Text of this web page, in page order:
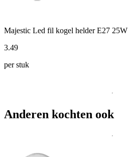
Majestic Led fil kogel helder E27 25W
3.49
per stuk
Anderen kochten ook